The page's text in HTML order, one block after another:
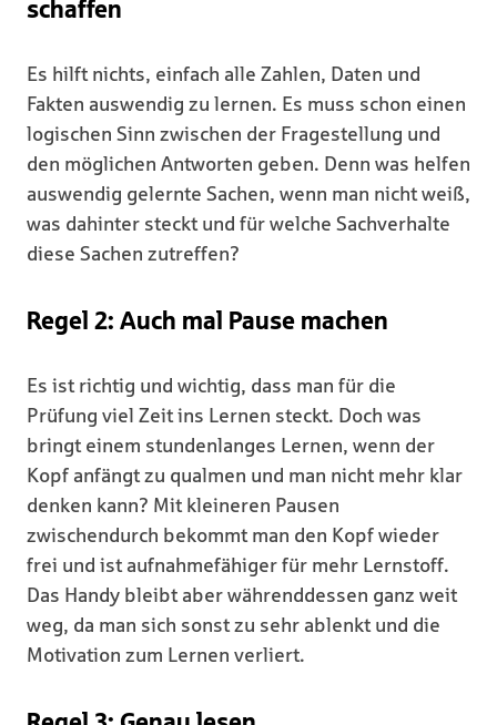
schaffen
Es hilft nichts, einfach alle Zahlen, Daten und
Fakten auswendig zu lernen. Es muss schon einen
logischen Sinn zwischen der Fragestellung und
den möglichen Antworten geben. Denn was helfen
auswendig gelernte Sachen, wenn man nicht weiß,
was dahinter steckt und für welche Sachverhalte
diese Sachen zutreffen?
Regel 2: Auch mal Pause machen
Es ist richtig und wichtig, dass man für die
Prüfung viel Zeit ins Lernen steckt. Doch was
bringt einem stundenlanges Lernen, wenn der
Kopf anfängt zu qualmen und man nicht mehr klar
denken kann? Mit kleineren Pausen
zwischendurch bekommt man den Kopf wieder
frei und ist aufnahmefähiger für mehr Lernstoff.
Das Handy bleibt aber währenddessen ganz weit
weg, da man sich sonst zu sehr ablenkt und die
Motivation zum Lernen verliert.